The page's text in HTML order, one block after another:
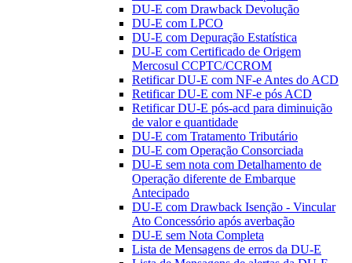
DU-E com Drawback Devolução
DU-E com LPCO
DU-E com Depuração Estatística
DU-E com Certificado de Origem
Mercosul CCPTC/CCROM
Retificar DU-E com NF-e Antes do ACD
Retificar DU-E com NF-e pós ACD
Retificar DU-E pós-acd para diminuição
de valor e quantidade
DU-E com Tratamento Tributário
DU-E com Operação Consorciada
DU-E sem nota com Detalhamento de
Operação diferente de Embarque
Antecipado
DU-E com Drawback Isenção - Vincular
Ato Concessório após averbação
DU-E sem Nota Completa
Lista de Mensagens de erros da DU-E